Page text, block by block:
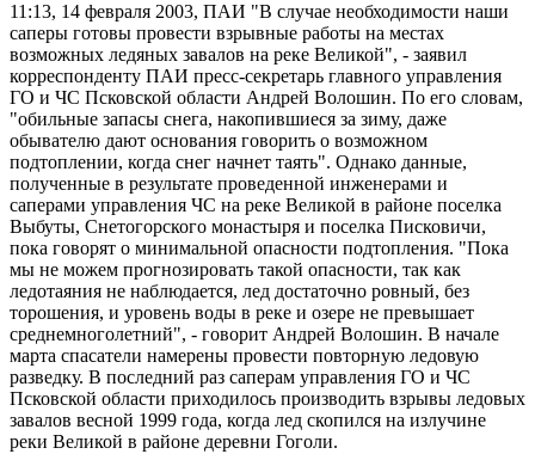
11:13, 14 февраля 2003, ПАИ "В случае необходимости наши
саперы готовы провести взрывные работы на местах
возможных ледяных завалов на реке Великой", - заявил
корреспонденту ПАИ пресс-секретарь главного управления
ГО и ЧС Псковской области Андрей Волошин. По его словам,
"обильные запасы снега, накопившиеся за зиму, даже
обывателю дают основания говорить о возможном
подтоплении, когда снег начнет таять". Однако данные,
полученные в результате проведенной инженерами и
саперами управления ЧС на реке Великой в районе поселка
Выбуты, Снетогорского монастыря и поселка Писковичи,
пока говорят о минимальной опасности подтопления. "Пока
мы не можем прогнозировать такой опасности, так как
ледотаяния не наблюдается, лед достаточно ровный, без
торошения, и уровень воды в реке и озере не превышает
среднемноголетний", - говорит Андрей Волошин. В начале
марта спасатели намерены провести повторную ледовую
разведку. В последний раз саперам управления ГО и ЧС
Псковской области приходилось производить взрывы ледовых
завалов весной 1999 года, когда лед скопился на излучине
реки Великой в районе деревни Гоголи.